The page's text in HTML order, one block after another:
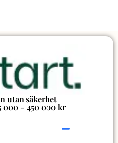
utan säkerhet
000 – 450 000 kr